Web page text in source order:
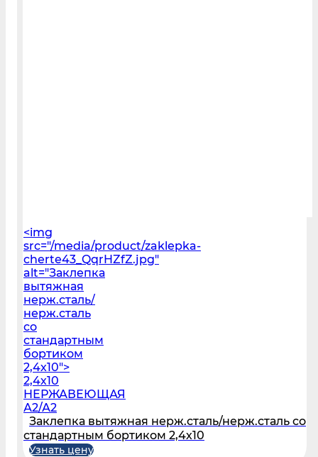
<img
src="/media/product/zaklepka-
cherte43_QqrHZfZ.jpg"
alt="Заклепка
вытяжная
нерж.сталь/
нерж.сталь
со
стандартным
бортиком
2,4х10">
2,4х10
НЕРЖАВЕЮЩАЯ
А2/А2
Заклепка вытяжная нерж.сталь/нерж.сталь со
стандартным бортиком 2,4х10
Узнать цену